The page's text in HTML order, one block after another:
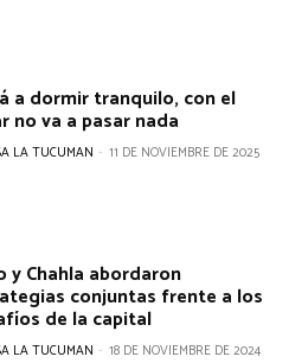
a dormir tranquilo, con el
no va a pasar nada
LA TUCUMAN - 11 DE NOVIEMBRE DE 2025
y Chahla abordaron
conjuntas frente a los
de la capital
LA TUCUMAN - 18 DE NOVIEMBRE DE 2024